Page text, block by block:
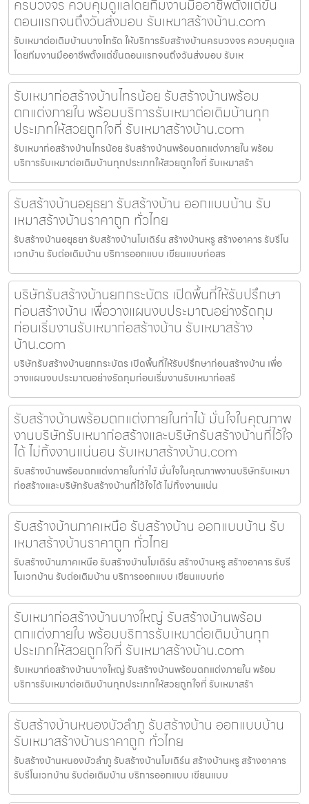
ครบวงจร ควบคุมดูแลโดยทีมงานมืออาชีพตั้งแต่ขั้น
ตอนแรกจนถึงวันส่งมอบ รับเหมาสร้างบ้าน.com
รับเหมาต่อเติมบ้านบางโทรัด ให้บริการรับสร้างบ้านครบวงจร ควบคุมดูแล
โดยทีมงานมืออาชีพตั้งแต่ขั้นตอนแรกจนถึงวันส่งมอบ รับเห
รับเหมาก่อสร้างบ้านไทรน้อย รับสร้างบ้านพร้อม
ตกแต่งภายใน พร้อมบริการรับเหมาต่อเติมบ้านทุก
ประเภทให้สวยถูกใจที่ รับเหมาสร้างบ้าน.com
รับเหมาก่อสร้างบ้านไทรน้อย รับสร้างบ้านพร้อมตกแต่งภายใน พร้อม
บริการรับเหมาต่อเติมบ้านทุกประเภทให้สวยถูกใจที่ รับเหมาสร้า
รับสร้างบ้านอยุธยา รับสร้างบ้าน ออกแบบบ้าน รับ
เหมาสร้างบ้านราคาถูก ทั่วไทย
รับสร้างบ้านอยุธยา รับสร้างบ้านโมเดิร์น สร้างบ้านหรู สร้างอาคาร รับรีโน
เวทบ้าน รับต่อเติมบ้าน บริการออกแบบ เขียนแบบก่อสร
บริษัทรับสร้างบ้านยกกระบัตร เปิดพื้นที่ให้รับปรึกษา
ก่อนสร้างบ้าน เพื่อวางแผนงบประมาณอย่างรัดกุม
ก่อนเริ่มงานรับเหมาก่อสร้างบ้าน รับเหมาสร้าง
บ้าน.com
บริษัทรับสร้างบ้านยกกระบัตร เปิดพื้นที่ให้รับปรึกษาก่อนสร้างบ้าน เพื่อ
วางแผนงบประมาณอย่างรัดกุมก่อนเริ่มงานรับเหมาก่อสร้
รับสร้างบ้านพร้อมตกแต่งภายในท่าไม้ มั่นใจในคุณภาพ
งานบริษัทรับเหมาก่อสร้างและบริษัทรับสร้างบ้านที่ไว้ใจ
ได้ ไม่ทิ้งงานแน่นอน รับเหมาสร้างบ้าน.com
รับสร้างบ้านพร้อมตกแต่งภายในท่าไม้ มั่นใจในคุณภาพงานบริษัทรับเหมา
ก่อสร้างและบริษัทรับสร้างบ้านที่ไว้ใจได้ ไม่ทิ้งงานแน่น
รับสร้างบ้านภาคเหนือ รับสร้างบ้าน ออกแบบบ้าน รับ
เหมาสร้างบ้านราคาถูก ทั่วไทย
รับสร้างบ้านภาคเหนือ รับสร้างบ้านโมเดิร์น สร้างบ้านหรู สร้างอาคาร รับรี
โนเวทบ้าน รับต่อเติมบ้าน บริการออกแบบ เขียนแบบก่อ
รับเหมาก่อสร้างบ้านบางใหญ่ รับสร้างบ้านพร้อม
ตกแต่งภายใน พร้อมบริการรับเหมาต่อเติมบ้านทุก
ประเภทให้สวยถูกใจที่ รับเหมาสร้างบ้าน.com
รับเหมาก่อสร้างบ้านบางใหญ่ รับสร้างบ้านพร้อมตกแต่งภายใน พร้อม
บริการรับเหมาต่อเติมบ้านทุกประเภทให้สวยถูกใจที่ รับเหมาสร้า
รับสร้างบ้านหนองบัวลำภู รับสร้างบ้าน ออกแบบบ้าน
รับเหมาสร้างบ้านราคาถูก ทั่วไทย
รับสร้างบ้านหนองบัวลำภู รับสร้างบ้านโมเดิร์น สร้างบ้านหรู สร้างอาคาร
รับรีโนเวทบ้าน รับต่อเติมบ้าน บริการออกแบบ เขียนแบบ